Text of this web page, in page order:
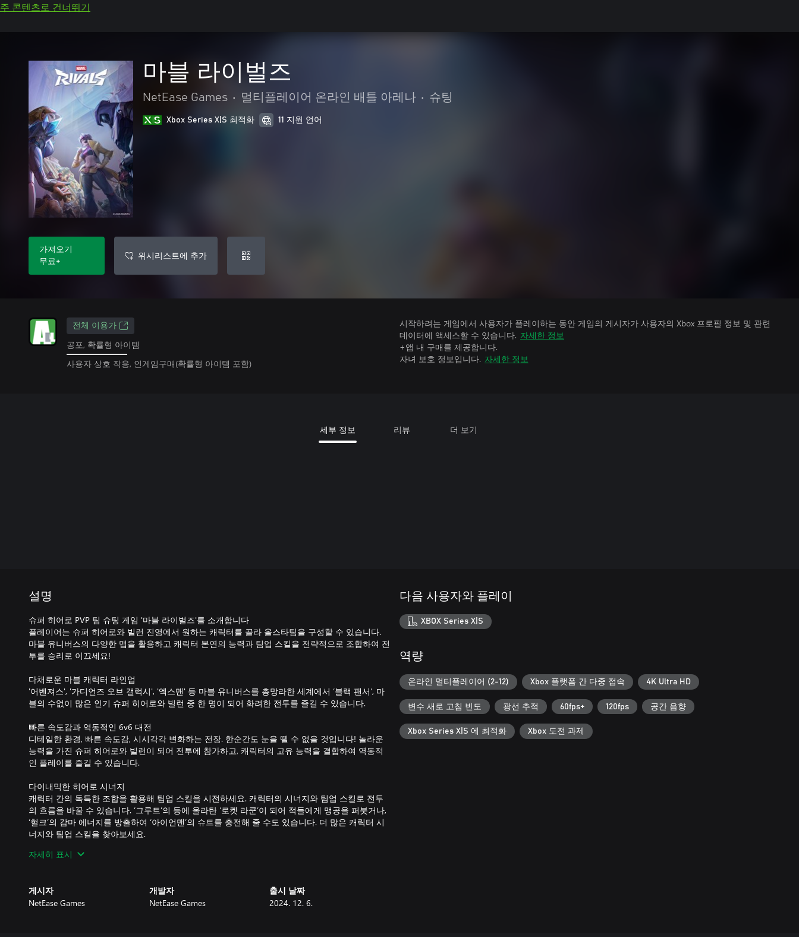
주 콘텐츠로 건너뛰기
마블 라이벌즈
NetEase Games • 멀티플레이어 온라인 배틀 아레나 • 슈팅
Xbox Series X|S 최적화 11 지원 언어
가져오기
무료+
위시리스트에 추가
전체 이용가
공포, 확률형 아이템
사용자 상호 작용, 인게임구매(확률형 아이템 포함)
시작하려는 게임에서 사용자가 플레이하는 동안 게임의 게시자가 사용자의 Xbox 프로필 정보 및 관련
데이터에 액세스할 수 있습니다. 자세한 정보
+앱 내 구매를 제공합니다.
자녀 보호 정보입니다. 자세한 정보
세부 정보 리뷰 더 보기
설명
슈퍼 히어로 PVP 팀 슈팅 게임 '마블 라이벌즈'를 소개합니다
플레이어는 슈퍼 히어로와 빌런 진영에서 원하는 캐릭터를 골라 올스타팀을 구성할 수 있습니다.
마블 유니버스의 다양한 맵을 활용하고 캐릭터 본연의 능력과 팀업 스킬을 전략적으로 조합하여 전
투를 승리로 이끄세요!
다채로운 마블 캐릭터 라인업
'어벤져스', '가디언즈 오브 갤럭시', '엑스맨' 등 마블 유니버스를 총망라한 세계에서 ‘블랙 팬서’, 마
블의 수없이 많은 인기 슈퍼 히어로와 빌런 중 한 명이 되어 화려한 전투를 즐길 수 있습니다.
빠른 속도감과 역동적인 6v6 대전
디테일한 환경, 빠른 속도감, 시시각각 변화하는 전장. 한순간도 눈을 뗄 수 없을 것입니다! 놀라운
능력을 가진 슈퍼 히어로와 빌런이 되어 전투에 참가하고, 캐릭터의 고유 능력을 결합하여 역동적
인 플레이를 즐길 수 있습니다.
다이내믹한 히어로 시너지
캐릭터 간의 독특한 조합을 활용해 팀업 스킬을 시전하세요. 캐릭터의 시너지와 팀업 스킬로 전투
의 흐름을 바꿀 수 있습니다. ‘그루트’의 등에 올라탄 ‘로켓 라쿤’이 되어 적들에게 맹공을 퍼붓거나,
‘헐크’의 감마 에너지를 방출하여 ‘아이언맨’의 슈트를 충전해 줄 수도 있습니다. 더 많은 캐릭터 시
너지와 팀업 스킬을 찾아보세요.
창의적인 맵 활용
를 살피세요. 때로는 지형지물이 강력한 무기가 되어 적을 섬멸하는 데 도움을 줄 것입니다. 수많은
창의적인 방법으로 맵을 활용하고 승리를 쟁취하세요!
자세히 표시
게시자
NetEase Games
개발자
NetEase Games
출시 날짜
2024. 12. 6.
다음 사용자와 플레이
XBOX Series X|S
역량
온라인 멀티플레이어 (2-12) Xbox 플랫폼 간 다중 접속 4K Ultra HD
변수 새로 고침 빈도 광선 추적 60fps+ 120fps 공간 음향
Xbox Series X|S 에 최적화 Xbox 도전 과제